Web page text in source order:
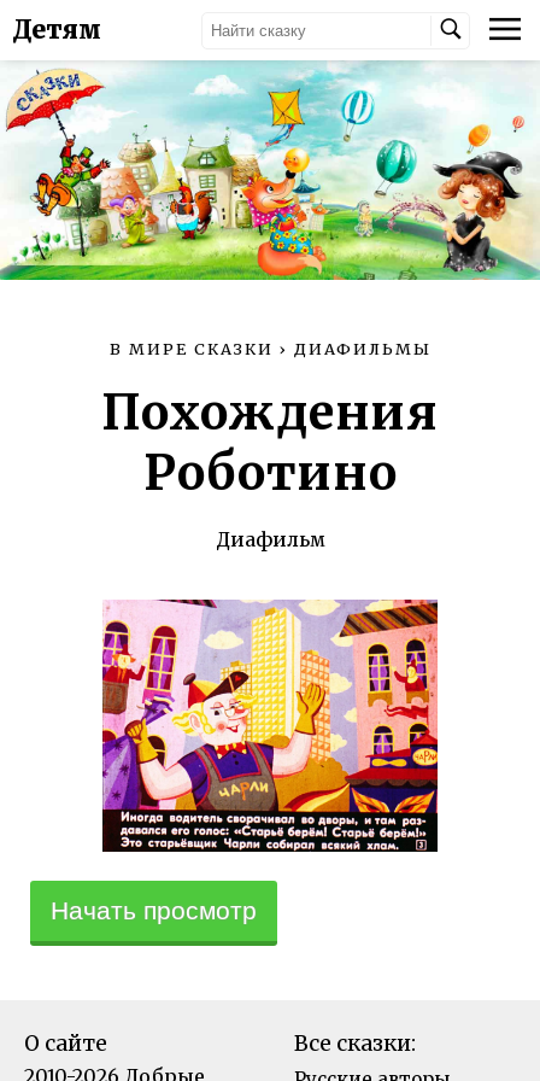
Детям
В МИРЕ СКАЗКИ › ДИАФИЛЬМЫ
Похождения
Роботино
Диафильм
Начать просмотр
О сайте Все сказки: